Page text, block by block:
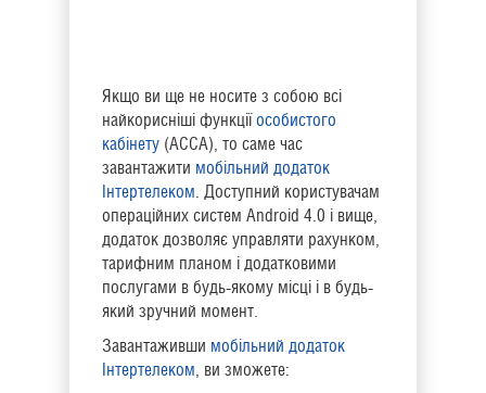
Якщо ви ще не носите з собою всi
найкорисніші функціїособистого
кабінету (АССА), то саме час
завантажити мобільний додаток
Інтертелеком. Доступний користувачам
операційних систем Android 4.0 і вище,
додаток дозволяє управляти рахунком,
тарифним планом і додатковими
послугами в будь-якому місці і в будь-
який зручний момент.
Завантаживши мобільний додаток
Інтертелеком, ви зможете: